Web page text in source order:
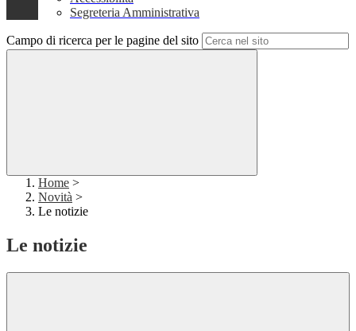
Segreteria Amministrativa
Campo di ricerca per le pagine del sito
Home >
Novità >
Le notizie
Le notizie